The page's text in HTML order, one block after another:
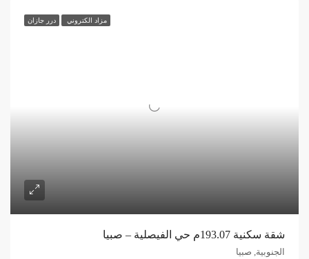
مزاد الكتروني درر جازان
شقة سكنية 193.07م حي الفيصلية – صبيا
الجنوبية, صبيا